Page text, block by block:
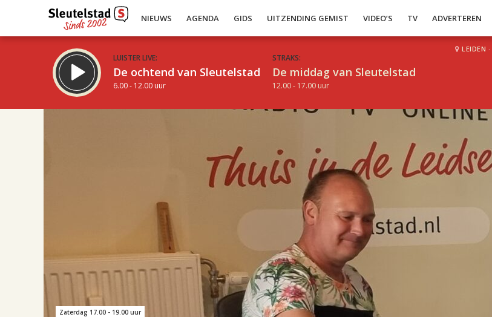
NIEUWS AGENDA GIDS UITZENDING GEMIST VIDEO’S TV ADVERTEREN
LUISTER LIVE:
De ochtend van Sleutelstad
6.00 - 12.00 uur
STRAKS:
De middag van Sleutelstad
12.00 - 17.00 uur
LEIDEN ·
Zaterdag 17.00 - 19.00 uur